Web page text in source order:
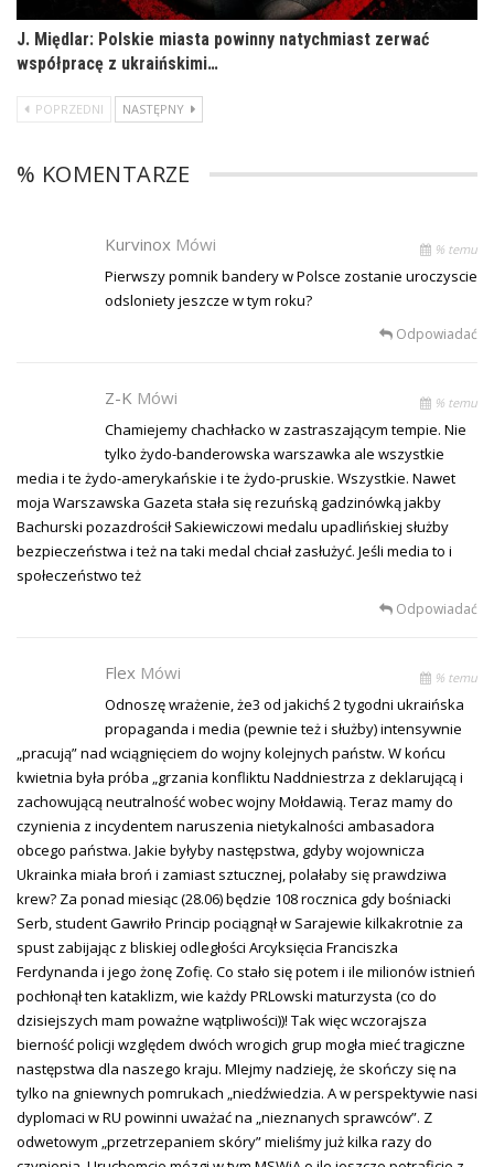
J. Międlar: Polskie miasta powinny natychmiast zerwać
współpracę z ukraińskimi…
POPRZEDNI NASTĘPNY
% KOMENTARZE
Kurvinox Mówi % temu
Pierwszy pomnik bandery w Polsce zostanie uroczyscie
odsloniety jeszcze w tym roku?
Odpowiadać
Z-K Mówi % temu
Chamiejemy chachłacko w zastraszającym tempie. Nie
tylko żydo-banderowska warszawka ale wszystkie
media i te żydo-amerykańskie i te żydo-pruskie. Wszystkie. Nawet
moja Warszawska Gazeta stała się rezuńską gadzinówką jakby
Bachurski pozazdrościł Sakiewiczowi medalu upadlińskiej służby
bezpieczeństwa i też na taki medal chciał zasłużyć. Jeśli media to i
społeczeństwo też
Odpowiadać
Flex Mówi % temu
Odnoszę wrażenie, że3 od jakichś 2 tygodni ukraińska
propaganda i media (pewnie też i służby) intensywnie
„pracują” nad wciągnięciem do wojny kolejnych państw. W końcu
kwietnia była próba „grzania konfliktu Naddniestrza z deklarującą i
zachowującą neutralność wobec wojny Mołdawią. Teraz mamy do
czynienia z incydentem naruszenia nietykalności ambasadora
obcego państwa. Jakie byłyby następstwa, gdyby wojownicza
Ukrainka miała broń i zamiast sztucznej, polałaby się prawdziwa
krew? Za ponad miesiąc (28.06) będzie 108 rocznica gdy bośniacki
Serb, student Gawriło Princip pociągnął w Sarajewie kilkakrotnie za
spust zabijając z bliskiej odległości Arcyksięcia Franciszka
Ferdynanda i jego żonę Zofię. Co stało się potem i ile milionów istnień
pochłonął ten kataklizm, wie każdy PRLowski maturzysta (co do
dzisiejszych mam poważne wątpliwości))! Tak więc wczorajsza
bierność policji względem dwóch wrogich grup mogła mieć tragiczne
następstwa dla naszego kraju. MIejmy nadzieję, że skończy się na
tylko na gniewnych pomrukach „niedźwiedzia. A w perspektywie nasi
dyplomaci w RU powinni uważać na „nieznanych sprawców”. Z
odwetowym „przetrzepaniem skóry” mieliśmy już kilka razy do